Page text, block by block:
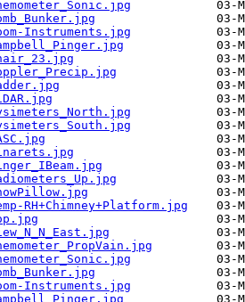
Instruments.jpg
RH+Chimney+Platform.jpg
Instruments.jpg